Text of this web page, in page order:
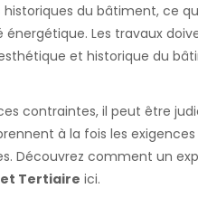
du bâtiment, ce
énergétique. Les travaux
et historique du
contraintes, il peut être
à la fois les
Découvrez comment un
Tertiaire ici.